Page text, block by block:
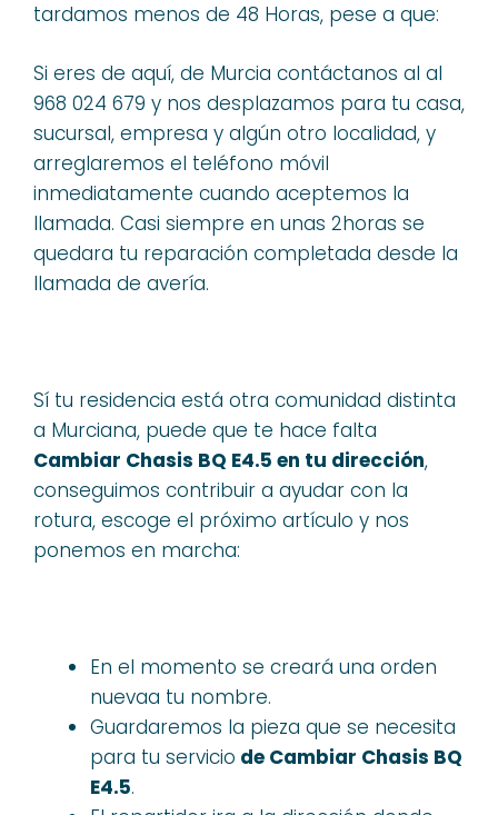
tardamos menos de 48 Horas, pese a que:
Si eres de aquí, de Murcia contáctanos al al
968 024 679 y nos desplazamos para tu casa,
sucursal, empresa y algún otro localidad, y
arreglaremos el teléfono móvil
inmediatamente cuando aceptemos la
llamada. Casi siempre en unas 2horas se
quedara tu reparación completada desde la
llamada de avería.
Sí tu residencia está otra comunidad distinta
a Murciana, puede que te hace falta
Cambiar Chasis BQ E4.5 en tu dirección,
conseguimos contribuir a ayudar con la
rotura, escoge el próximo artículo y nos
ponemos en marcha:
En el momento se creará una orden
nuevaa tu nombre.
Guardaremos la pieza que se necesita
para tu servicio de Cambiar Chasis BQ
E4.5.